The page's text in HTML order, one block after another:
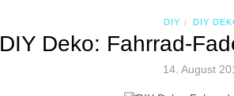
DIY / DIY
DIY Deko: Fahrrad-
14. August